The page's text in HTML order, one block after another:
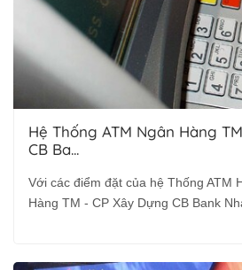
Hệ Thống ATM Ngân Hàng
CB Ba...
Với các điểm đặt của hệ Thống ATM
Hàng TM - CP Xây Dựng CB Bank